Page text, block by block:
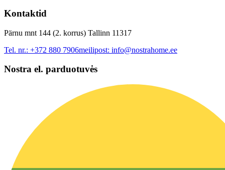
Kontaktid
Pärnu mnt 144 (2. korrus) Tallinn 11317
Tel. nr.: +372 880 7906meilipost: info@nostrahome.ee
Nostra el. parduotuvės